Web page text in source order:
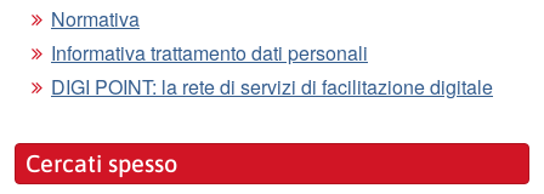
Normativa
Informativa trattamento dati personali
DIGI POINT: la rete di servizi di facilitazione digitale
Cercati spesso